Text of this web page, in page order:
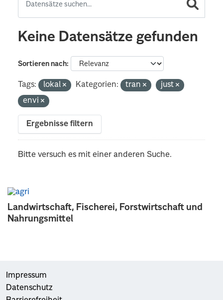
Landwirtschaft, Fischerei, Forstwirtschaft und
Nahrungsmittel
Keine Datensätze gefunden
Sortieren nach
Tags: lokal Kategorien: tran
just
envi
Ergebnisse filtern
Bitte versuch es mit einer anderen Suche.
Impressum
Datenschutz